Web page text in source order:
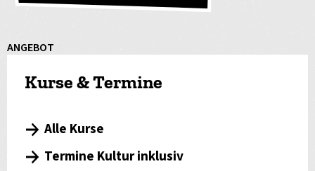
ANGEBOT
Kurse & Termine
Alle Kurse
Termine Kultur inklusiv